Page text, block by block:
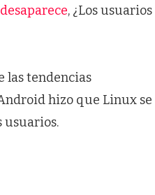
, ¿Los usuarios
las tendencias
hizo que Linux se
usuarios.